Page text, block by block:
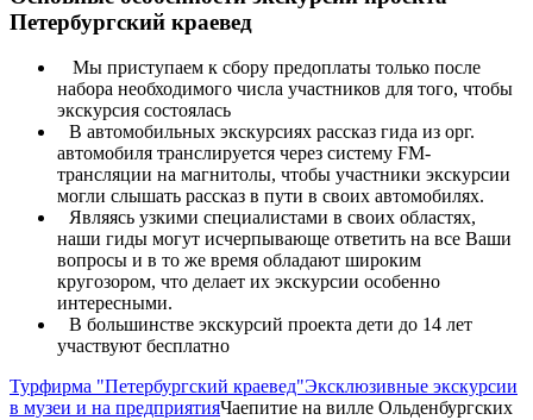
Петербургский краевед
Мы приступаем к сбору предоплаты только после
набора необходимого числа участников для того, чтобы
экскурсия состоялась
В автомобильных экскурсиях рассказ гида из орг.
автомобиля транслируется через систему FM-
трансляции на магнитолы, чтобы участники экскурсии
могли слышать рассказ в пути в своих автомобилях.
Являясь узкими специалистами в своих областях,
наши гиды могут исчерпывающе ответить на все Ваши
вопросы и в то же время обладают широким
кругозором, что делает их экскурсии особенно
интересными.
В большинстве экскурсий проекта дети до 14 лет
участвуют бесплатно
Турфирма "Петербургский краевед"Эксклюзивные экскурсии
в музеи и на предприятияЧаепитие на вилле Ольденбургских